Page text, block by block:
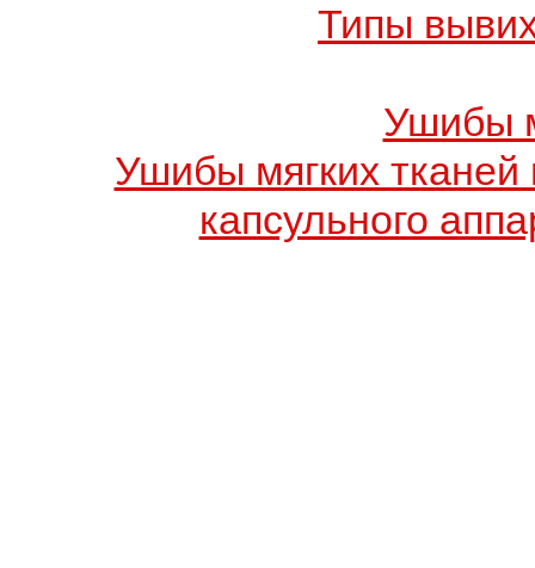
Типы
Ушибы
Ушибы мягких тканей
капсульного